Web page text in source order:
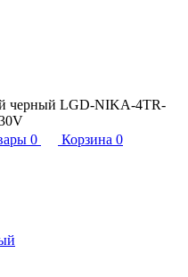
черный LGD-NIKA-4TR-
0 Корзина 0